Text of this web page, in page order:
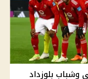
وشباب بلوزداد